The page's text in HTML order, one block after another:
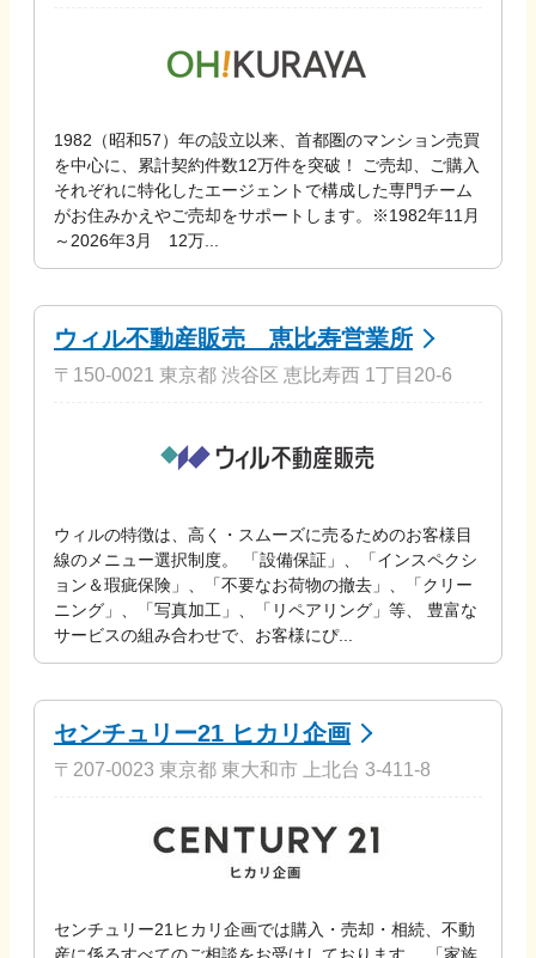
1982（昭和57）年の設立以来、首都圏のマンション売買
を中心に、累計契約件数12万件を突破！ ご売却、ご購入
それぞれに特化したエージェントで構成した専門チーム
がお住みかえやご売却をサポートします。※1982年11月
～2026年3月 12万...
ウィル不動産販売 恵比寿営業所
〒150-0021 東京都 渋谷区 恵比寿西 1丁目20-6
ウィルの特徴は、高く・スムーズに売るためのお客様目
線のメニュー選択制度。 「設備保証」、「インスペクシ
ョン＆瑕疵保険」、「不要なお荷物の撤去」、「クリー
ニング」、「写真加工」、「リペアリング」等、 豊富な
サービスの組み合わせで、お客様にぴ...
センチュリー21 ヒカリ企画
〒207-0023 東京都 東大和市 上北台 3-411-8
センチュリー21ヒカリ企画では購入・売却・相続、不動